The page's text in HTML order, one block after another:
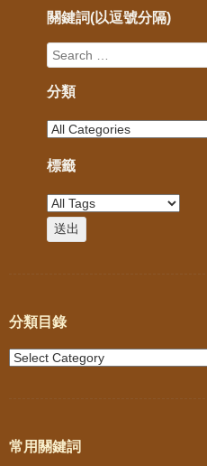
關鍵詞(以逗號分隔)
分類
標籤
分類目錄
常用關鍵詞